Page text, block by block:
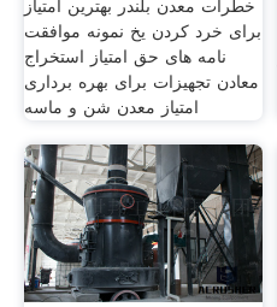
خطرات معدن بلندر بهترین امتیاز
برای خرد کردن یخ نمونه موافقت
نامه های حق امتیاز استخراج
معادن تجهیزات برای بهره برداری
امتیاز معدن شن و ماسه